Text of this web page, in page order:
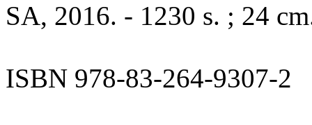
SA, 2016. - 1230 s. ; 24
ISBN 978-83-264-9307-2